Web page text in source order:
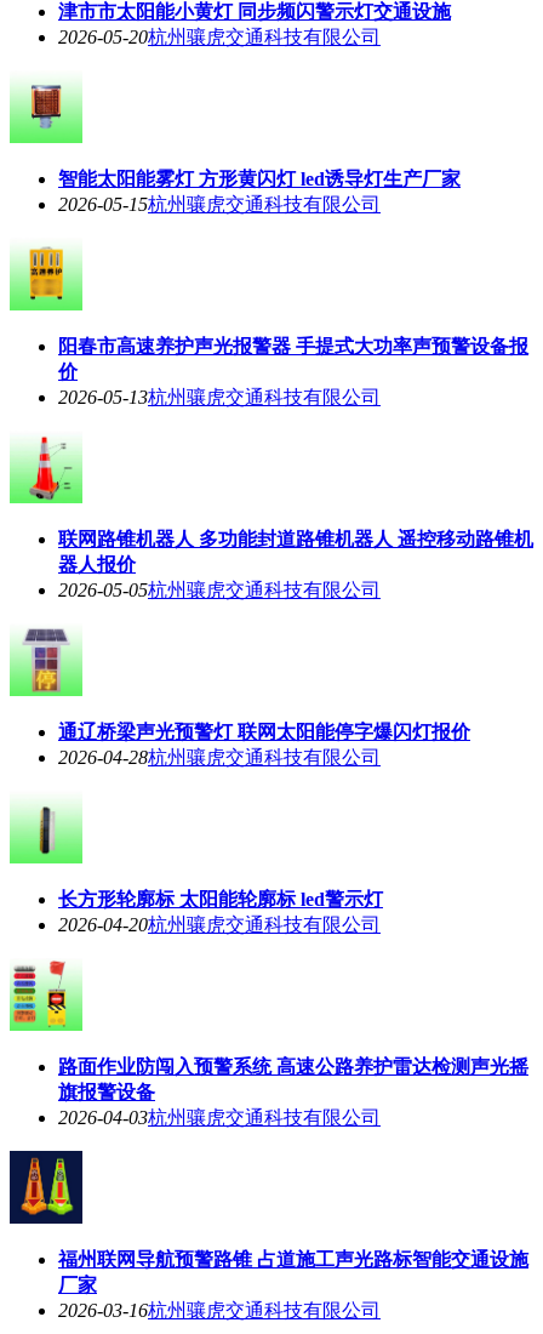
津市市太阳能小黄灯 同步频闪警示灯交通设施
2026-05-20杭州骧虎交通科技有限公司
智能太阳能雾灯 方形黄闪灯 led诱导灯生产厂家
2026-05-15杭州骧虎交通科技有限公司
阳春市高速养护声光报警器 手提式大功率声预警设备报
价
2026-05-13杭州骧虎交通科技有限公司
联网路锥机器人 多功能封道路锥机器人 遥控移动路锥机
器人报价
2026-05-05杭州骧虎交通科技有限公司
通辽桥梁声光预警灯 联网太阳能停字爆闪灯报价
2026-04-28杭州骧虎交通科技有限公司
长方形轮廓标 太阳能轮廓标 led警示灯
2026-04-20杭州骧虎交通科技有限公司
路面作业防闯入预警系统 高速公路养护雷达检测声光摇
旗报警设备
2026-04-03杭州骧虎交通科技有限公司
福州联网导航预警路锥 占道施工声光路标智能交通设施
厂家
2026-03-16杭州骧虎交通科技有限公司